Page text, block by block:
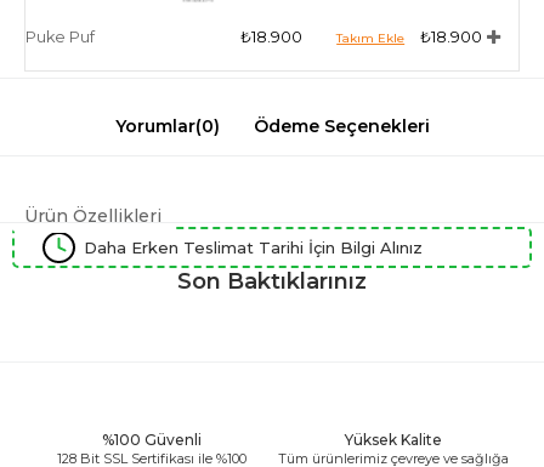
Puke Puf ₺18.900 ₺18.900
Yorumlar(0) Ödeme Seçenekleri
Ürün Özellikleri
Daha Erken Teslimat Tarihi İçin Bilgi Alınız
Son Baktıklarınız
%100 Güvenli
128 Bit SSL Sertifikası ile %100
Yüksek Kalite
Tüm ürünlerimiz çevreye ve sağlığa